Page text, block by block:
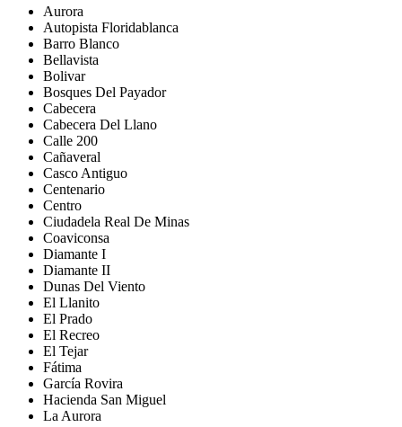
Aurora
Autopista Floridablanca
Barro Blanco
Bellavista
Bolivar
Bosques Del Payador
Cabecera
Cabecera Del Llano
Calle 200
Cañaveral
Casco Antiguo
Centenario
Centro
Ciudadela Real De Minas
Coaviconsa
Diamante I
Diamante II
Dunas Del Viento
El Llanito
El Prado
El Recreo
El Tejar
Fátima
García Rovira
Hacienda San Miguel
La Aurora